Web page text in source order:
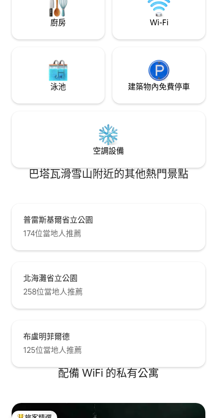
廚房 Wi-Fi
泳池 建築物內免費停車
空調設備
巴塔瓦滑雪山附近的其他熱門景點
普雷斯基爾省立公園
174位當地人推薦
北海灘省立公園
258位當地人推薦
布盧明菲爾德
125位當地人推薦
配備 WiFi 的私有公寓